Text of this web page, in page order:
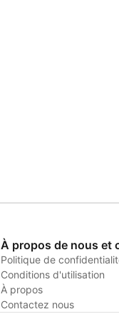
À propos de nous et
Politique de
Conditions d'utilisation
À propos
Contactez nous